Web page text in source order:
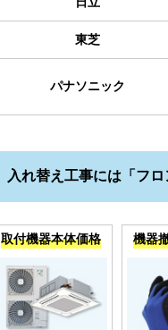
東芝
パナソニック
入れ替え工事には「フ
取付機器本体価格 機器